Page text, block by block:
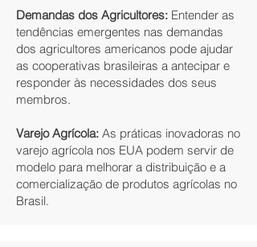
Demandas dos Agricultores: Entender as
tendências emergentes nas demandas
dos agricultores americanos pode ajudar
as cooperativas brasileiras a antecipar e
responder às necessidades dos seus
membros.
Varejo Agrícola: As práticas inovadoras no
varejo agrícola nos EUA podem servir de
modelo para melhorar a distribuição e a
comercialização de produtos agrícolas no
Brasil.